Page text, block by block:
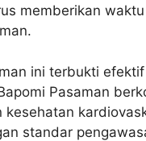
memberikan
ini terbukti
Pasaman
standar